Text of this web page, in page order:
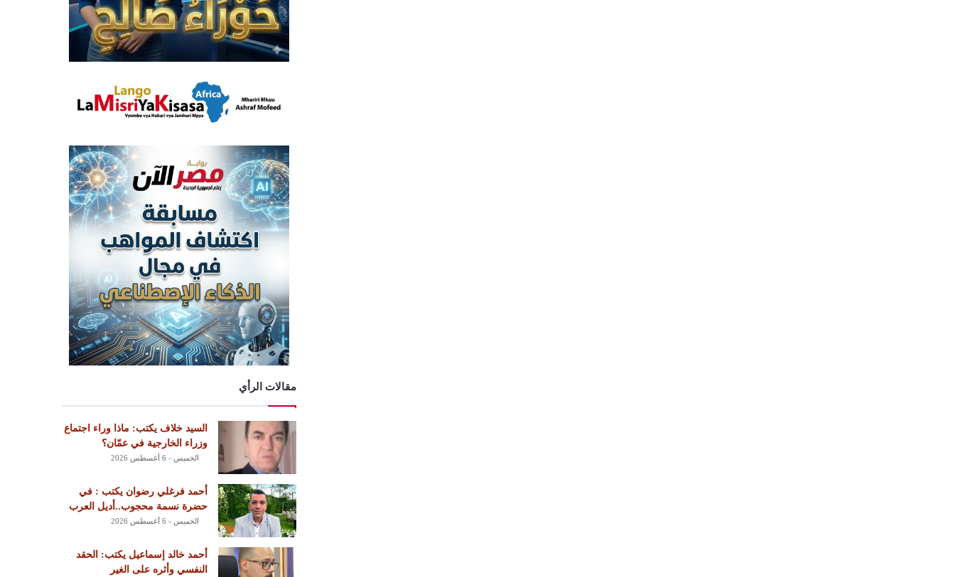
مقالات الرأي
السيد خلاف يكتب: ماذا وراء اجتماع
وزراء الخارجية في عمّان؟
الخميس - 6 أغسطس 2026
أحمد فرغلي رضوان يكتب : في
حضرة نسمة محجوب..أديل العرب
الخميس - 6 أغسطس 2026
أحمد خالد إسماعيل يكتب: الحقد
النفسي وأثره على الغير